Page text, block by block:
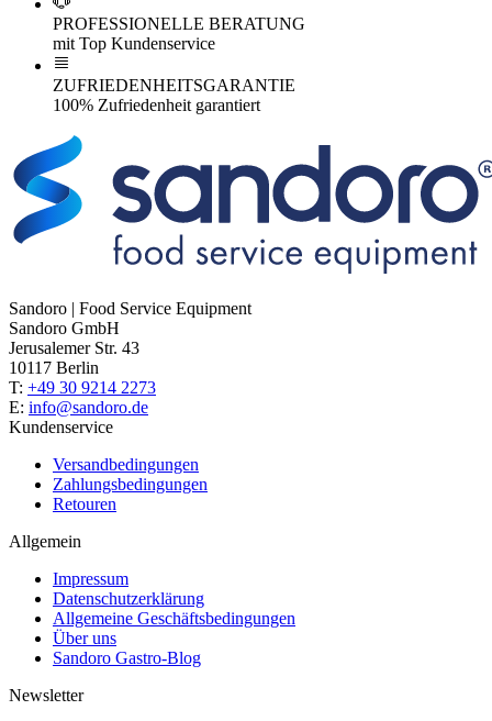
PROFESSIONELLE BERATUNG
mit Top Kundenservice
ZUFRIEDENHEITSGARANTIE
100% Zufriedenheit garantiert
Sandoro | Food Service Equipment
Sandoro GmbH
Jerusalemer Str. 43
10117 Berlin
T: +49 30 9214 2273
E: info@sandoro.de
Kundenservice
Versandbedingungen
Zahlungsbedingungen
Retouren
Allgemein
Impressum
Datenschutzerklärung
Allgemeine Geschäftsbedingungen
Über uns
Sandoro Gastro-Blog
Newsletter